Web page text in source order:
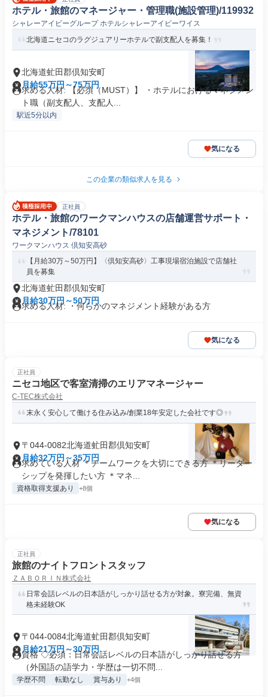
ホテル・旅館のマネージャー・管理職(施設管理)/119932
シャレーアイビーグループ ホテルシャレーアイビーワイス
北海道ニセコのラグジュアリーホテルで副支配人を募集！
北海道虻田郡倶知安町
月給55万円～75万円
求める人材: 【必須（MUST）】 ・ホテルにおけるマネジメン
ト職（副支配人、支配人...
駅近5分以内
気になる
この企業の類似求人を見る
正社員
ホテル・旅館のワークマンハウスの店舗運営サポート・
マネジメント/78101
ワークマンハウス 倶知安高砂
【月給30万～50万円】〈倶知安高砂〉工事現場宿泊施設で店舗社
員を募集
北海道虻田郡倶知安町
月給30万円～50万円
求める人材: ・何らかのマネジメント経験がある方
気になる
正社員
ニセコ地区で客室清掃のエリアマネージャー
C-TEC株式会社
末永く安心して働ける住み込み/創業18年安定した会社です◎
〒044-0082北海道虻田郡倶知安町
月給32万円～35万円
求めている人材 ＊チームワークを大切にできる方 ＊リーダー
シップを発揮したい方 ＊マネ...
資格取得支援あり +8個
気になる
正社員
旅館のナイトフロントスタッフ
ＺＡＢＯＲＩＮ株式会社
日常会話レベルの日本語がしっかり話せる方が対象。寮完備、無資
格未経験OK
〒044-0084北海道虻田郡倶知安町
月給21万円～30万円
資格 ◇必須：日常会話レベルの日本語がしっかり話せる方
（外国語の語学力・学歴は一切不問...
学歴不問 転勤なし 賞与あり +4個